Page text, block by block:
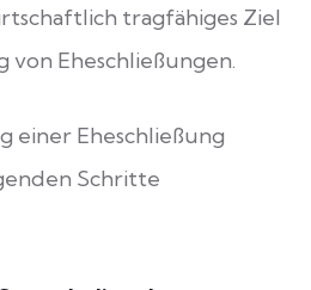
tragfähiges Ziel
Eheschließungen.
einer Eheschließung
Schritte